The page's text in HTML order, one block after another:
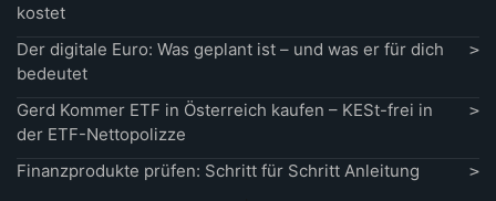
kostet
Der digitale Euro: Was geplant ist – und was er für dich
bedeutet
Gerd Kommer ETF in Österreich kaufen – KESt-frei in
der ETF-Nettopolizze
Finanzprodukte prüfen: Schritt für Schritt Anleitung